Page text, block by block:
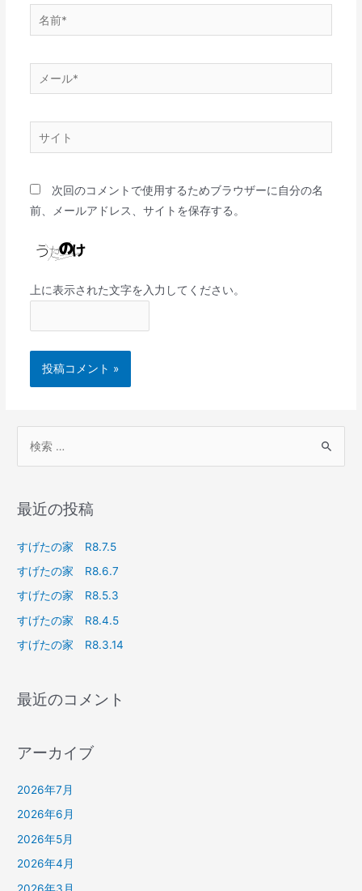
次回のコメントで使用するためブラウザーに自分の名
前、メールアドレス、サイトを保存する。
上に表示された文字を入力してください。
最近の投稿
すげたの家 R8.7.5
すげたの家 R8.6.7
すげたの家 R8.5.3
すげたの家 R8.4.5
すげたの家 R8.3.14
最近のコメント
アーカイブ
2026年7月
2026年6月
2026年5月
2026年4月
2026年3月